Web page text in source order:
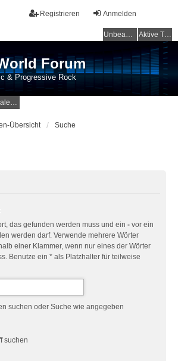
Anmelden
Registrieren
Unbeantwortete Themen Aktive Themen
Forum
& Progressive Rock
Übersicht Suche
das gefunden werden muss und ein - vor ein
werden darf. Verwende mehrere Wörter
einer Klammer, wenn nur eines der Wörter
Benutze ein * als Platzhalter für teilweise
suchen oder Suche wie angegeben
suchen